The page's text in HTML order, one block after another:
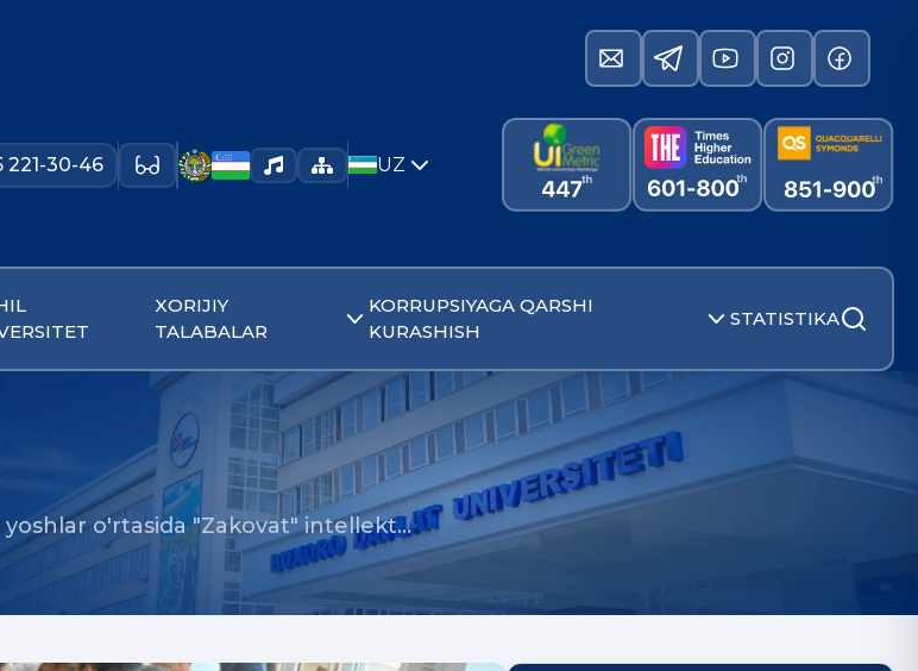
221-30-46 UZ
XORIJIY
TALABALAR
KORRUPSIYAGA QARSHI
KURASHISH
STATISTIKA
yoshlar o'rtasida "Zakovat" intellekt…